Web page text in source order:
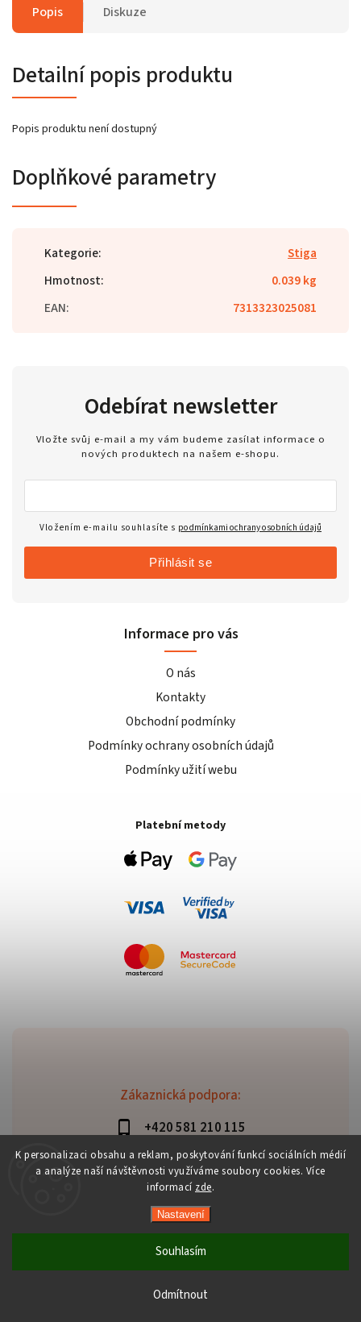
K personalizaci obsahu a reklam, poskytování funkcí sociálních médií
a analýze naší návštěvnosti využíváme soubory cookies. Více
informací zde.
Nastavení
Odmítnout
Souhlasím
Popis Diskuze
Detailní popis produktu
Popis produktu není dostupný
Doplňkové parametry
Kategorie:
Stiga
Hmotnost:
0.039 kg
EAN: 7313323025081
Zákaznická podpora:
+420 581 210 115
info@davaztechnik.cz
Odebírat newsletter
Vložte svůj e-mail a my vám budeme zasílat informace o
nových produktech na našem e-shopu.
Vložením e-mailu souhlasíte s podmínkami ochrany osobních údajů
Přihlásit se
Informace pro vás
O nás
Kontakty
Obchodní podmínky
Podmínky ochrany osobních údajů
Podmínky užití webu
Platební metody
Copyright 2026Daniš Davaztechnik. Všechna práva